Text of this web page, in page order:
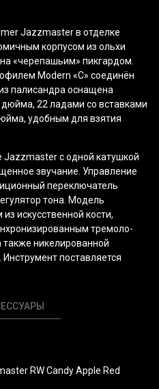
Jazzmaster в отделке
корпусом из ольхи
«черепашьим» пикгардом.
Modern «C» соединён
палисандра оснащена
22 ладами со вставками
удобным для взятия
Jazzmaster с одной катушкой
звучание. Управление
переключатель
тона. Модель
искусственной кости,
тремоло-
никелированной
поставляется
RW Candy Apple Red